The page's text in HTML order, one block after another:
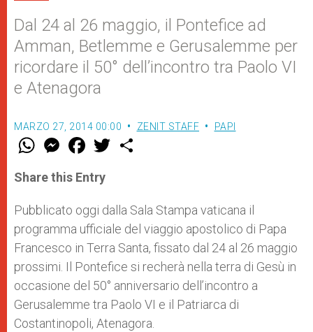
Dal 24 al 26 maggio, il Pontefice ad
Amman, Betlemme e Gerusalemme per
ricordare il 50° dell’incontro tra Paolo VI
e Atenagora
MARZO 27, 2014 00:00 ZENIT STAFF PAPI
W
t
s
p
p
M
e
s
e
g
e
r
F
a
e
b
o
k
w
r
Share this Entry
Pubblicato oggi dalla Sala Stampa vaticana il
programma ufficiale del viaggio apostolico di Papa
Francesco in Terra Santa, fissato dal 24 al 26 maggio
prossimi. Il Pontefice si recherà nella terra di Gesù in
occasione del 50° anniversario dell’incontro a
Gerusalemme tra Paolo VI e il Patriarca di
Costantinopoli, Atenagora.